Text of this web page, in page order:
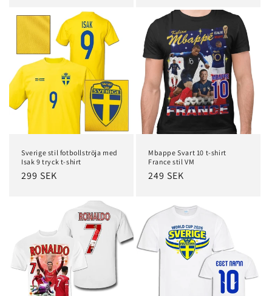
Sverige stil fotbollströja med
Isak 9 tryck t-shirt
Regular
299 SEK
Mbappe Svart 10 t-shirt
France stil VM
Regular
249 SEK